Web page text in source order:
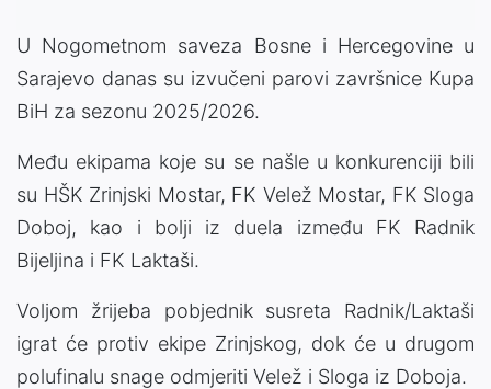
U Nogometnom saveza Bosne i Hercegovine u
Sarajevo danas su izvučeni parovi završnice Kupa
BiH za sezonu 2025/2026.
Među ekipama koje su se našle u konkurenciji bili
su HŠK Zrinjski Mostar, FK Velež Mostar, FK Sloga
Doboj, kao i bolji iz duela između FK Radnik
Bijeljina i FK Laktaši.
Voljom žrijeba pobjednik susreta Radnik/Laktaši
igrat će protiv ekipe Zrinjskog, dok će u drugom
polufinalu snage odmjeriti Velež i Sloga iz Doboja.